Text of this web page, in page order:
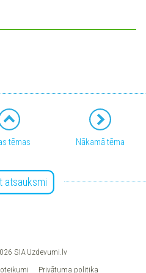
tēmas Nākamā tēma
atsauksmi
SIA Uzdevumi.lv
Privātuma politika